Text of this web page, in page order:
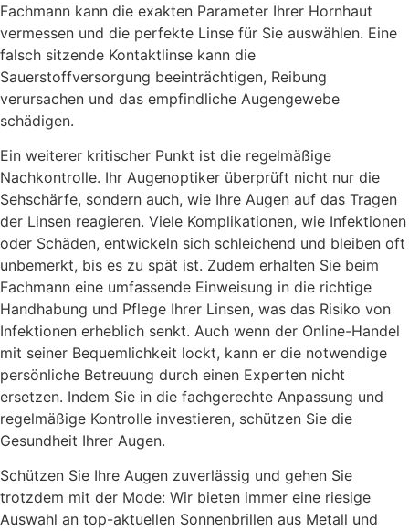
Fachmann kann die exakten Parameter Ihrer Hornhaut
vermessen und die perfekte Linse für Sie auswählen. Eine
falsch sitzende Kontaktlinse kann die
Sauerstoffversorgung beeinträchtigen, Reibung
verursachen und das empfindliche Augengewebe
schädigen.
Ein weiterer kritischer Punkt ist die regelmäßige
Nachkontrolle. Ihr Augenoptiker überprüft nicht nur die
Sehschärfe, sondern auch, wie Ihre Augen auf das Tragen
der Linsen reagieren. Viele Komplikationen, wie Infektionen
oder Schäden, entwickeln sich schleichend und bleiben oft
unbemerkt, bis es zu spät ist. Zudem erhalten Sie beim
Fachmann eine umfassende Einweisung in die richtige
Handhabung und Pflege Ihrer Linsen, was das Risiko von
Infektionen erheblich senkt. Auch wenn der Online-Handel
mit seiner Bequemlichkeit lockt, kann er die notwendige
persönliche Betreuung durch einen Experten nicht
ersetzen. Indem Sie in die fachgerechte Anpassung und
regelmäßige Kontrolle investieren, schützen Sie die
Gesundheit Ihrer Augen.
Schützen Sie Ihre Augen zuverlässig und gehen Sie
trotzdem mit der Mode: Wir bieten immer eine riesige
Auswahl an top-aktuellen Sonnenbrillen aus Metall und